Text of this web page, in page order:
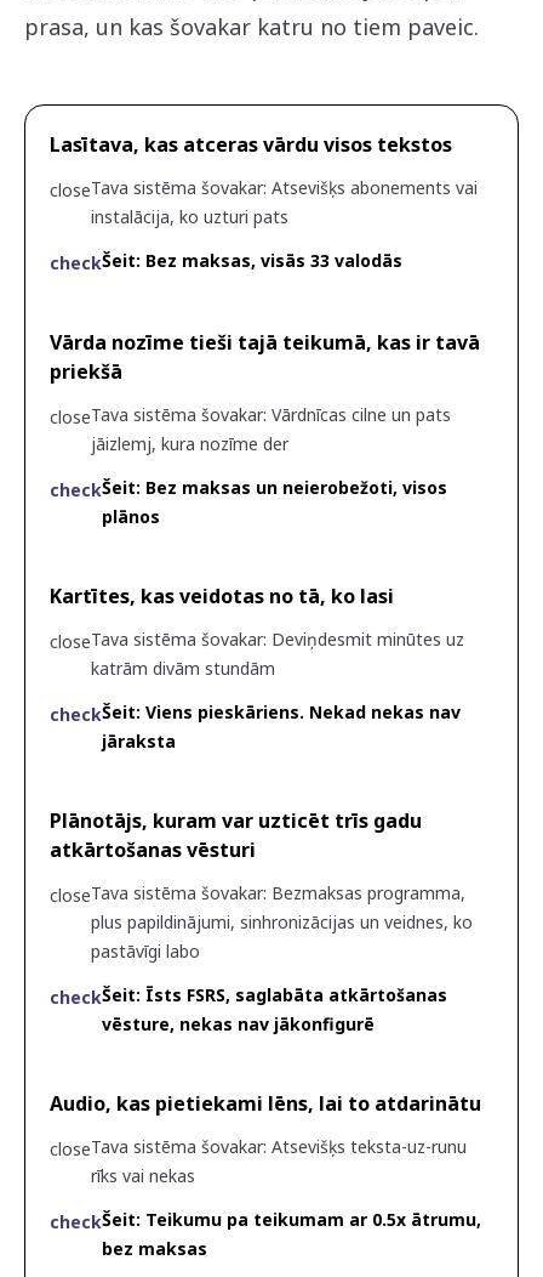
prasa, un kas šovakar katru no tiem paveic.
Lasītava, kas atceras vārdu visos tekstos
closeTava sistēma šovakar: Atsevišķs abonements vai
instalācija, ko uzturi pats
checkŠeit: Bez maksas, visās 33 valodās
Vārda nozīme tieši tajā teikumā, kas ir tavā
priekšā
closeTava sistēma šovakar: Vārdnīcas cilne un pats
jāizlemj, kura nozīme der
checkŠeit: Bez maksas un neierobežoti, visos
plānos
Kartītes, kas veidotas no tā, ko lasi
closeTava sistēma šovakar: Deviņdesmit minūtes uz
katrām divām stundām
checkŠeit: Viens pieskāriens. Nekad nekas nav
jāraksta
Plānotājs, kuram var uzticēt trīs gadu
atkārtošanas vēsturi
closeTava sistēma šovakar: Bezmaksas programma,
plus papildinājumi, sinhronizācijas un veidnes, ko
pastāvīgi labo
checkŠeit: Īsts FSRS, saglabāta atkārtošanas
vēsture, nekas nav jākonfigurē
Audio, kas pietiekami lēns, lai to atdarinātu
closeTava sistēma šovakar: Atsevišķs teksta-uz-runu
rīks vai nekas
checkŠeit: Teikumu pa teikumam ar 0.5x ātrumu,
bez maksas